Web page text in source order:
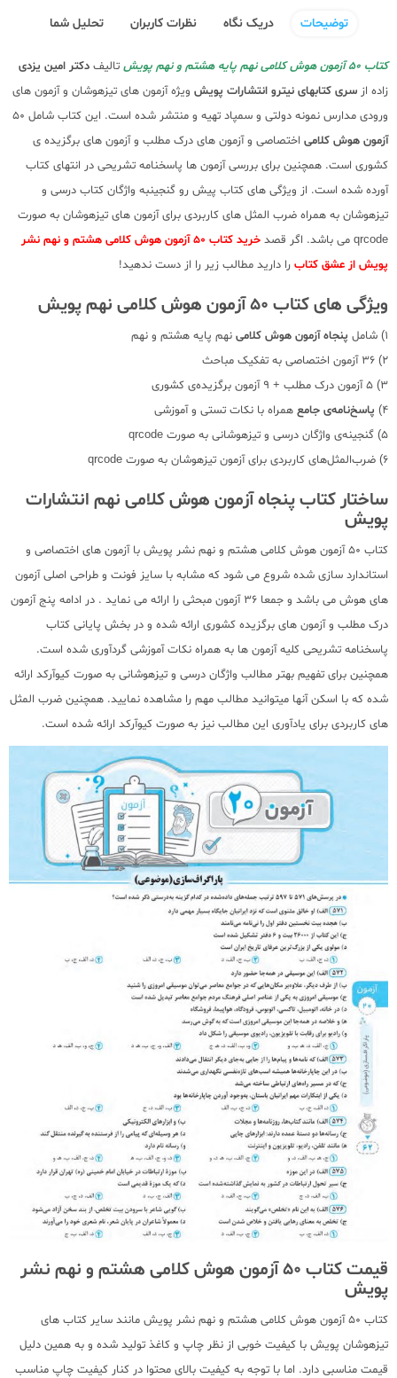
توضیحات دریک نگاه نظرات کاربران تحلیل شما
کتاب 50 آزمون هوش کلامی نهم پایه هشتم و نهم پویش تالیف دکتر امین یزدی
زاده از سری کتابهای نیترو انتشارات پویش ویژه آزمون های تیزهوشان و آزمون های
ورودی مدارس نمونه دولتی و سمپاد تهیه و منتشر شده است. این کتاب شامل 50
آزمون هوش کلامی اختصاصی و آزمون های درک مطلب و آزمون های برگزیده ی
کشوری است. همچنین برای بررسی آزمون ها پاسخنامه تشریحی در انتهای کتاب
آورده شده است. از ویژگی های کتاب پیش رو گنجینبه واژگان کتاب درسی و
تیزهوشان به همراه ضرب المثل های کاربردی برای آزمون های تیزهوشان به صورت
qrcode می باشد. اگر قصد
خرید کتاب 50 آزمون هوش کلامی هشتم و نهم نشر
پویش از عشق کتاب را دارید مطالب زیر را از دست ندهید!
ویژگی های کتاب 50 آزمون هوش کلامی نهم پویش
1) شامل پنجاه آزمون هوش کلامی نهم پایه هشتم و نهم
2) 36 آزمون اختصاصی به تفکیک مباحث
3) 5 آزمون درک مطلب + 9 آزمون برگزیده‌ی کشوری
4) پاسخ‌نامه‌ی جامع همراه با نکات تستی و آموزشی
5) گنجینه‌ی واژگان درسی و تیزهوشانی به صورت qrcode
6) ضرب‌المثل‌های کاربردی برای آزمون تیزهوشان به صورت qrcode
ساختار کتاب پنجاه آزمون هوش کلامی نهم انتشارات
پویش
کتاب 50 آزمون هوش کلامی هشتم و نهم نشر پویش با آزمون های اختصاصی و
استاندارد سازی شده شروع می شود که مشابه با سایز فونت و طراحی اصلی آزمون
های هوش می باشد و جمعا 36 آزمون مبحثی را ارائه می نماید . در ادامه پنج آزمون
درک مطلب و آزمون های برگزیده کشوری ارائه شده و در بخش پایانی کتاب
پاسخنامه تشریحی کلیه آزمون ها به همراه نکات آموزشی گردآوری شده است.
همچنین برای تفهیم بهتر مطالب واژگان درسی و تیزهوشانی به صورت کیوآرکد ارائه
شده که با اسکن آنها میتوانید مطالب مهم را مشاهده نمایید. همچنین ضرب المثل
های کاربردی برای یادآوری این مطالب نیز به صورت کیوآرکد ارائه شده است.
قیمت کتاب 50 آزمون هوش کلامی هشتم و نهم نشر
پویش
کتاب 50 آزمون هوش کلامی هشتم و نهم نشر پویش مانند سایر کتاب های
تیزهوشان پویش با کیفیت خوبی از نظر چاپ و کاغذ تولید شده و به همین دلیل
قیمت مناسبی دارد. اما با توجه به کیفیت بالای محتوا در کنار کیفیت چاپ مناسب